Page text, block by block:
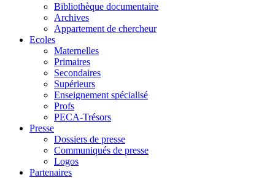
Bibliothèque documentaire
Archives
Appartement de chercheur
Ecoles
Maternelles
Primaires
Secondaires
Supérieurs
Enseignement spécialisé
Profs
PECA-Trésors
Presse
Dossiers de presse
Communiqués de presse
Logos
Partenaires